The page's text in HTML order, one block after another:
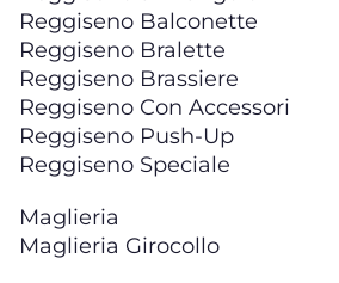
Reggiseno Balconette
Reggiseno Bralette
Reggiseno Brassiere
Reggiseno Con Accessori
Reggiseno Push-Up
Reggiseno Speciale
Maglieria
Maglieria Girocollo